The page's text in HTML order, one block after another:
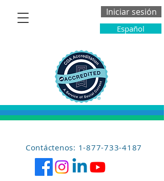
Contáctenos: 1-877-733-4187
Iniciar sesión
Español